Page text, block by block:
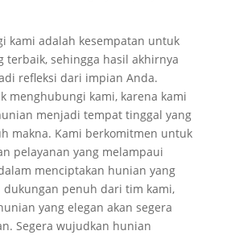
kami adalah kesempatan untuk
terbaik, sehingga hasil akhirnya
refleksi dari impian Anda.
menghubungi kami, karena kami
menjadi tempat tinggal yang
makna. Kami berkomitmen untuk
pelayanan yang melampaui
menciptakan hunian yang
dukungan penuh dari tim kami,
yang elegan akan segera
Segera wujudkan hunian